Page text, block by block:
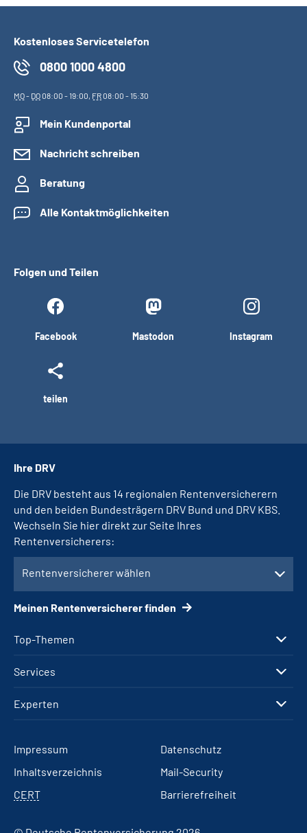
Kostenloses Servicetelefon
0800 1000 4800
MO- DO08:00 - 19:00, FR08:00 - 15:30
Mein Kundenportal
Nachricht schreiben
Beratung
Alle Kontaktmöglichkeiten
Folgen und Teilen
Facebook Mastodon Instagram
teilen
Top-Themen
Services
Experten
Ihre DRV
Die DRV besteht aus 14 regionalen Rentenversicherern
und den beiden Bundesträgern DRV Bund und DRV KBS.
Wechseln Sie hier direkt zur Seite Ihres
Rentenversicherers:
Rentenversicherer wählen
Meinen Rentenversicherer finden
Impressum
Datenschutz
Inhaltsverzeichnis
Mail-Security
CERT
Barrierefreiheit